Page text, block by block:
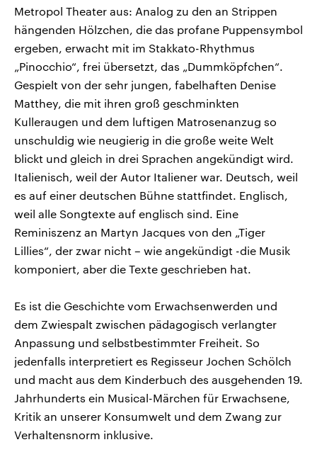
Audio-Archiv
Metropol Theater aus: Analog zu den an Strippen
hängenden Hölzchen, die das profane Puppensymbol
ergeben, erwacht mit im Stakkato-Rhythmus
„Pinocchio“, frei übersetzt, das „Dummköpfchen“.
Gespielt von der sehr jungen, fabelhaften Denise
Matthey, die mit ihren groß geschminkten
Kulleraugen und dem luftigen Matrosenanzug so
unschuldig wie neugierig in die große weite Welt
blickt und gleich in drei Sprachen angekündigt wird.
Italienisch, weil der Autor Italiener war. Deutsch, weil
es auf einer deutschen Bühne stattfindet. Englisch,
weil alle Songtexte auf englisch sind. Eine
Reminiszenz an Martyn Jacques von den „Tiger
Lillies“, der zwar nicht – wie angekündigt -die Musik
komponiert, aber die Texte geschrieben hat.
Es ist die Geschichte vom Erwachsenwerden und
dem Zwiespalt zwischen pädagogisch verlangter
Anpassung und selbstbestimmter Freiheit. So
jedenfalls interpretiert es Regisseur Jochen Schölch
und macht aus dem Kinderbuch des ausgehenden 19.
Jahrhunderts ein Musical-Märchen für Erwachsene,
Kritik an unserer Konsumwelt und dem Zwang zur
Verhaltensnorm inklusive.